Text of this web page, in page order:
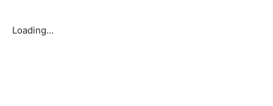
Loading...